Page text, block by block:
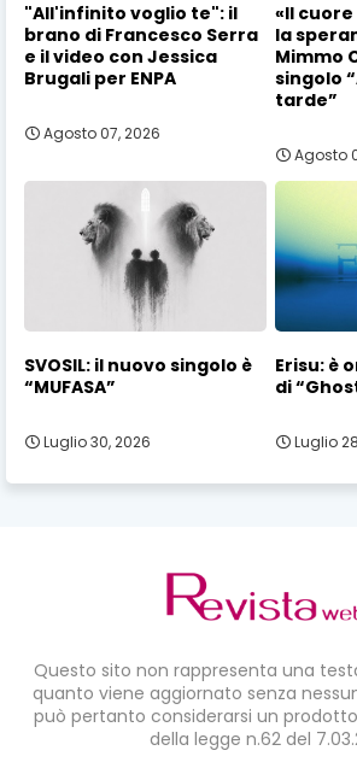
"All'infinito voglio te": il
brano di Francesco Serra
e il video con Jessica
Brugali per ENPA
Agosto 07, 2026
«Il
la
Mimmo
singolo
tarde”
Agosto
SVOSIL: il nuovo singolo è
“MUFASA”
Luglio 30, 2026
Erisu: è
di
Luglio
Questo sito non rappresenta una
quanto viene aggiornato senza
può pertanto considerarsi un
della legge n.62 del